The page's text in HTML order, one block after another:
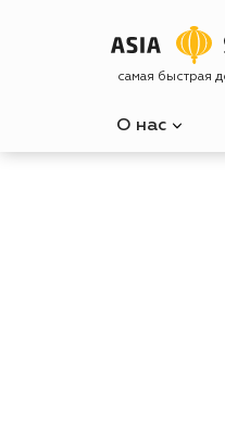
самая быстрая
О нас